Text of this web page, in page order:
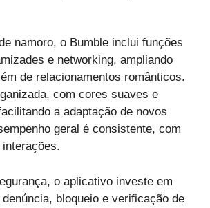
namoro, o Bumble inclui funções
e networking, ampliando
de relacionamentos românticos.
com cores suaves e
a adaptação de novos
geral é consistente, com
o aplicativo investe em
bloqueio e verificação de